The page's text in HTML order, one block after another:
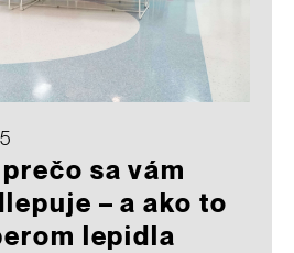
sa vám
– a ako to
lepidla